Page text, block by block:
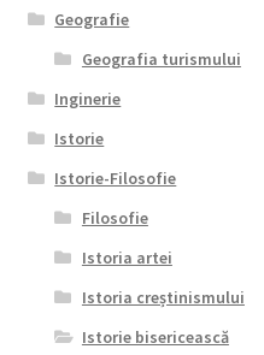
Geografie
Geografia turismului
Inginerie
Istorie
Istorie-Filosofie
Filosofie
Istoria artei
Istoria creștinismului
Istorie bisericească